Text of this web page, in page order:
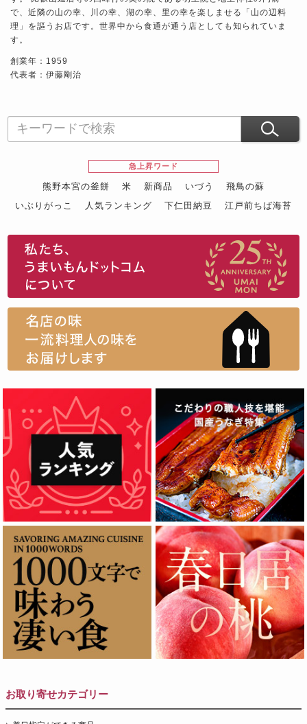
で、近隣の山の幸、川の幸、湖の幸、里の幸を楽しませる「山の辺料
理」を謳うお店です。世界中から食通が通う店としても知られていま
す。
創業年：1959
代表者：伊藤剛治
急上昇ワード
熊野本宮の釜餅 米 新商品 いづう
飛鳥の蘇
いぶりがっこ
人気ランキング 下仁田納豆
江戸前ちば海苔
お取り寄せカテゴリー